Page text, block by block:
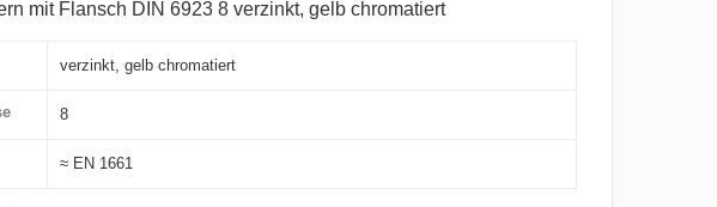
mit Flansch DIN 6923 8 verzinkt, gelb chromatiert
verzinkt, gelb chromatiert
8
≈ EN 1661